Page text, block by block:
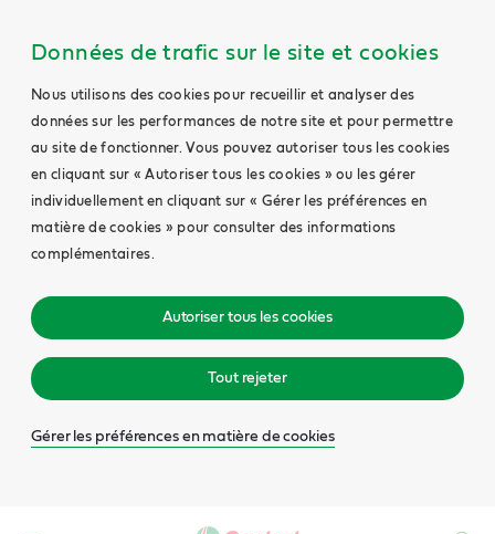
Données de trafic sur le site et cookies
Nous utilisons des cookies pour recueillir et analyser des
données sur les performances de notre site et pour permettre
au site de fonctionner. Vous pouvez autoriser tous les cookies
en cliquant sur « Autoriser tous les cookies » ou les gérer
individuellement en cliquant sur « Gérer les préférences en
matière de cookies » pour consulter des informations
complémentaires.
Autoriser tous les cookies
Tout rejeter
Gérer les préférences en matière de cookies